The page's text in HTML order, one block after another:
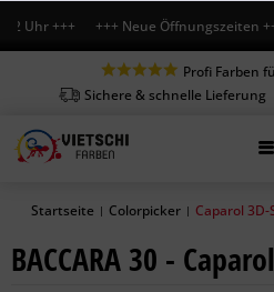
Uhr +++ +++ Neue Öffnungszeiten +++
Profi Farben
Sichere & schnelle Lieferung
Startseite | Colorpicker | Caparol 3D-
BACCARA 30 -